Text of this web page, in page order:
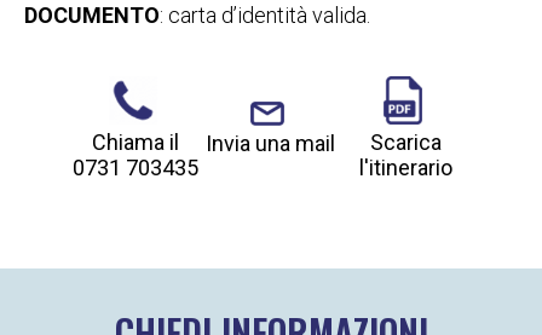
DOCUMENTO: carta d’identità valida.
Chiama il
0731 703435
Invia una mail
Scarica
l'itinerario